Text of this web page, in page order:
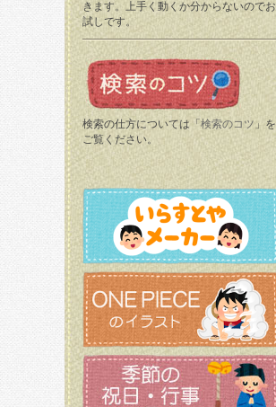
きます。上手く動くか分からないのでお
試しです。
検索の仕方については「 検索のコツ 」を
ご覧ください。